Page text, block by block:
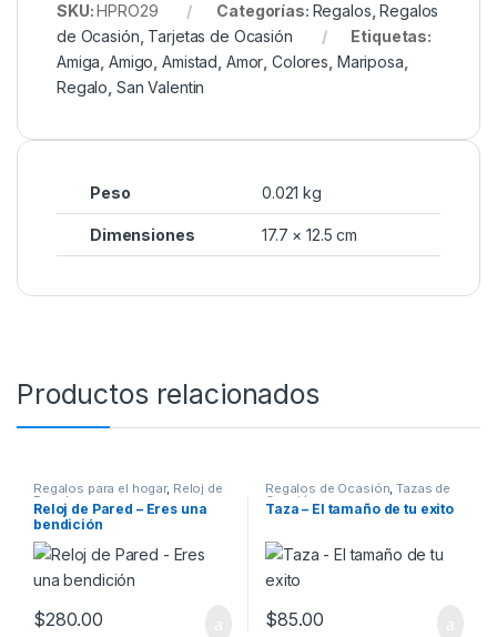
SKU: HPRO29 Categorías: Regalos, Regalos
de Ocasión, Tarjetas de Ocasión
Etiquetas:
Amiga,Amigo,Amistad, Amor,Colores, Mariposa,
Regalo, San Valentin
Peso 0.021 kg
Dimensiones 17.7 × 12.5 cm
Productos relacionados
Regalos para el hogar, Reloj de
Pared
Reloj de Pared – Eres una
bendición
$280.00
Regalos de Ocasión,Tazas de
Ocasión
Taza – El tamaño de tu exito
$85.00